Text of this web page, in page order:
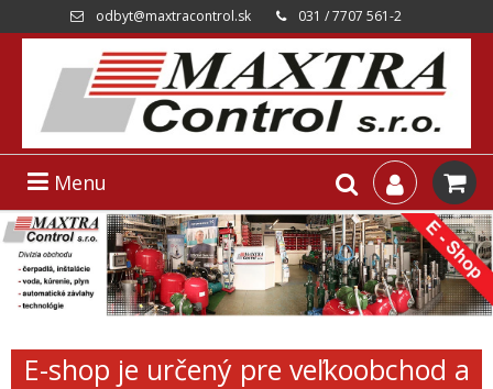
odbyt@maxtracontrol.sk 031 / 7707 561-2
Menu
E-shop je určený pre veľkoobchod a